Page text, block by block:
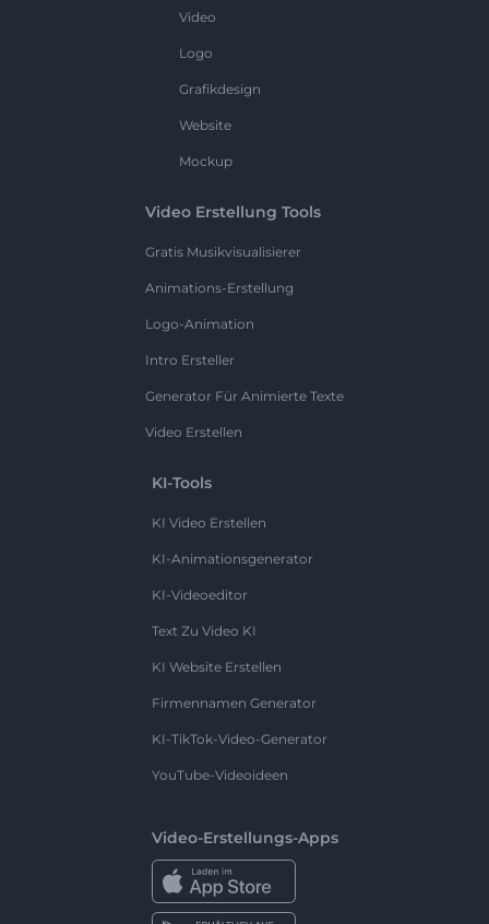
Video
Logo
Grafikdesign
Website
Mockup
Video Erstellung Tools
Gratis Musikvisualisierer
Animations-Erstellung
Logo-Animation
Intro Ersteller
Generator Für Animierte Texte
Video Erstellen
KI-Tools
KI Video Erstellen
KI-Animationsgenerator
KI-Videoeditor
Text Zu Video KI
KI Website Erstellen
Firmennamen Generator
KI-TikTok-Video-Generator
YouTube-Videoideen
Video-Erstellungs-Apps